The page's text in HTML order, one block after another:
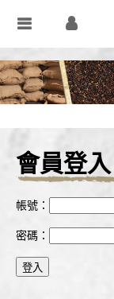
會員登入
帳號：
密碼：